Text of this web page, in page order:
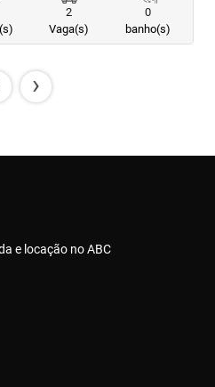
2
Vaga(s)
0
banho(s)
›
e locação no ABC